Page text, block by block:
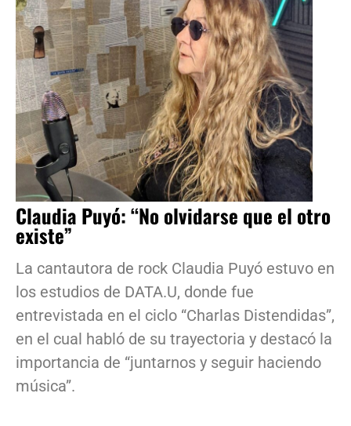
Claudia Puyó: “No olvidarse que el otro
existe”
La cantautora de rock Claudia Puyó estuvo en
los estudios de DATA.U, donde fue
entrevistada en el ciclo “Charlas Distendidas”,
en el cual habló de su trayectoria y destacó la
importancia de “juntarnos y seguir haciendo
música”.